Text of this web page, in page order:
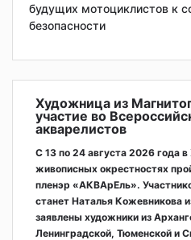
будущих мотоциклистов к
безопасности
Художница из
участие во
акварелистов
С 13 по 24 августа 2026 года
живописных окрестностях
пленэр «АКВАрЕль».
станет Наталья Кожевникова
заявлены художники из
Ленинградской, Тюменской и